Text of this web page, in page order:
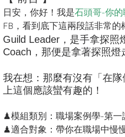
日安，你好！我是石頭哥-你的
FB，看到底下這兩段話非常的
Guild Leader，是手拿探照
Coach，那便是拿著探照燈
我在想：那麼有沒有「在
上這個應該蠻有趣的！
♟模組類別：職場案例學-第一
♟適合對象：帶你在職場中慢